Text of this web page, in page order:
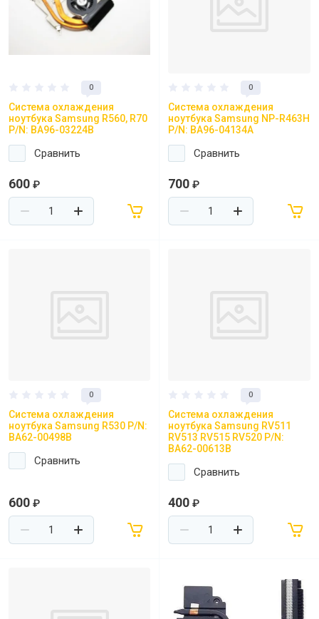
0
Система охлаждения
ноутбука Samsung R560, R70
P/N: BA96-03224B
Сравнить
600 ₽
0
Система охлаждения
ноутбука Samsung NP-R463H
P/N: BA96-04134A
Сравнить
700 ₽
0
Система охлаждения
ноутбука Samsung R530 P/N:
BA62-00498B
Сравнить
600 ₽
0
Система охлаждения
ноутбука Samsung RV511
RV513 RV515 RV520 P/N:
BA62-00613B
Сравнить
400 ₽